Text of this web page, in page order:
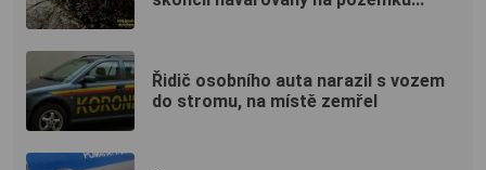
Řidič osobního auta narazil s vozem
do stromu, na místě zemřel